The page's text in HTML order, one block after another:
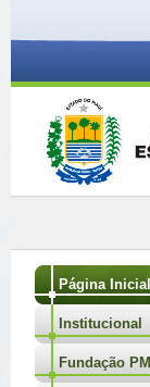
Página Inicial
Institucional
Fundação